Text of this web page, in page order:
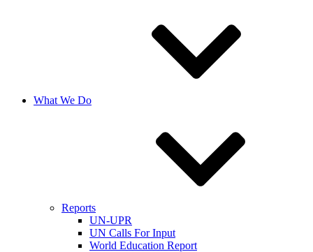
What We Do
Reports
UN-UPR
UN Calls For Input
World Education Report